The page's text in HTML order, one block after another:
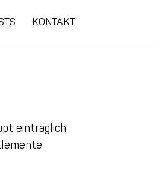
KONTAKT
einträglich